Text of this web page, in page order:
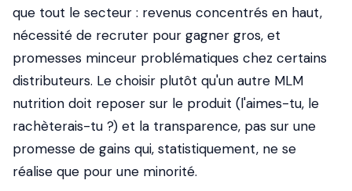
que tout le secteur : revenus concentrés en haut,
nécessité de recruter pour gagner gros, et
promesses minceur problématiques chez certains
distributeurs. Le choisir plutôt qu'un autre MLM
nutrition doit reposer sur le produit (l'aimes-tu, le
rachèterais-tu ?) et la transparence, pas sur une
promesse de gains qui, statistiquement, ne se
réalise que pour une minorité.